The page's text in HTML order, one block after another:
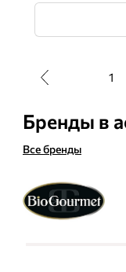
1
Бренды в
Все бренды